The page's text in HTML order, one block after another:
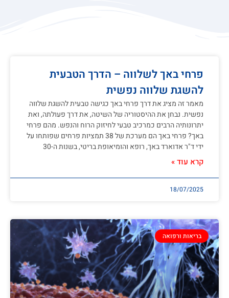
פרחי באך לשלווה – הדרך הטבעית
להשגת שלווה נפשית
מאמר זה מציג את דרך פרחי באך כגישה טבעית להשגת שלווה
נפשית. נבחן את ההיסטוריה של השיטה, את דרך פעולתה, ואת
יתרונותיה הרבים כמרכיב טבעי לחיזוק הרוח והנפש. מהם פרחי
באך? פרחי באך הם מערכת של 38 תמציות פרחים שפותחו על
ידי ד"ר אדוארד באך, רופא והומיאופת בריטי, בשנות ה-30
קרא עוד »
18/07/2025
בריאות ורפואה